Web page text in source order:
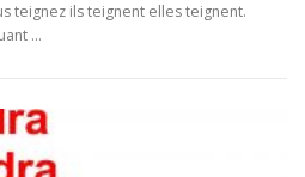
teignez ils teignent elles teignent.
…